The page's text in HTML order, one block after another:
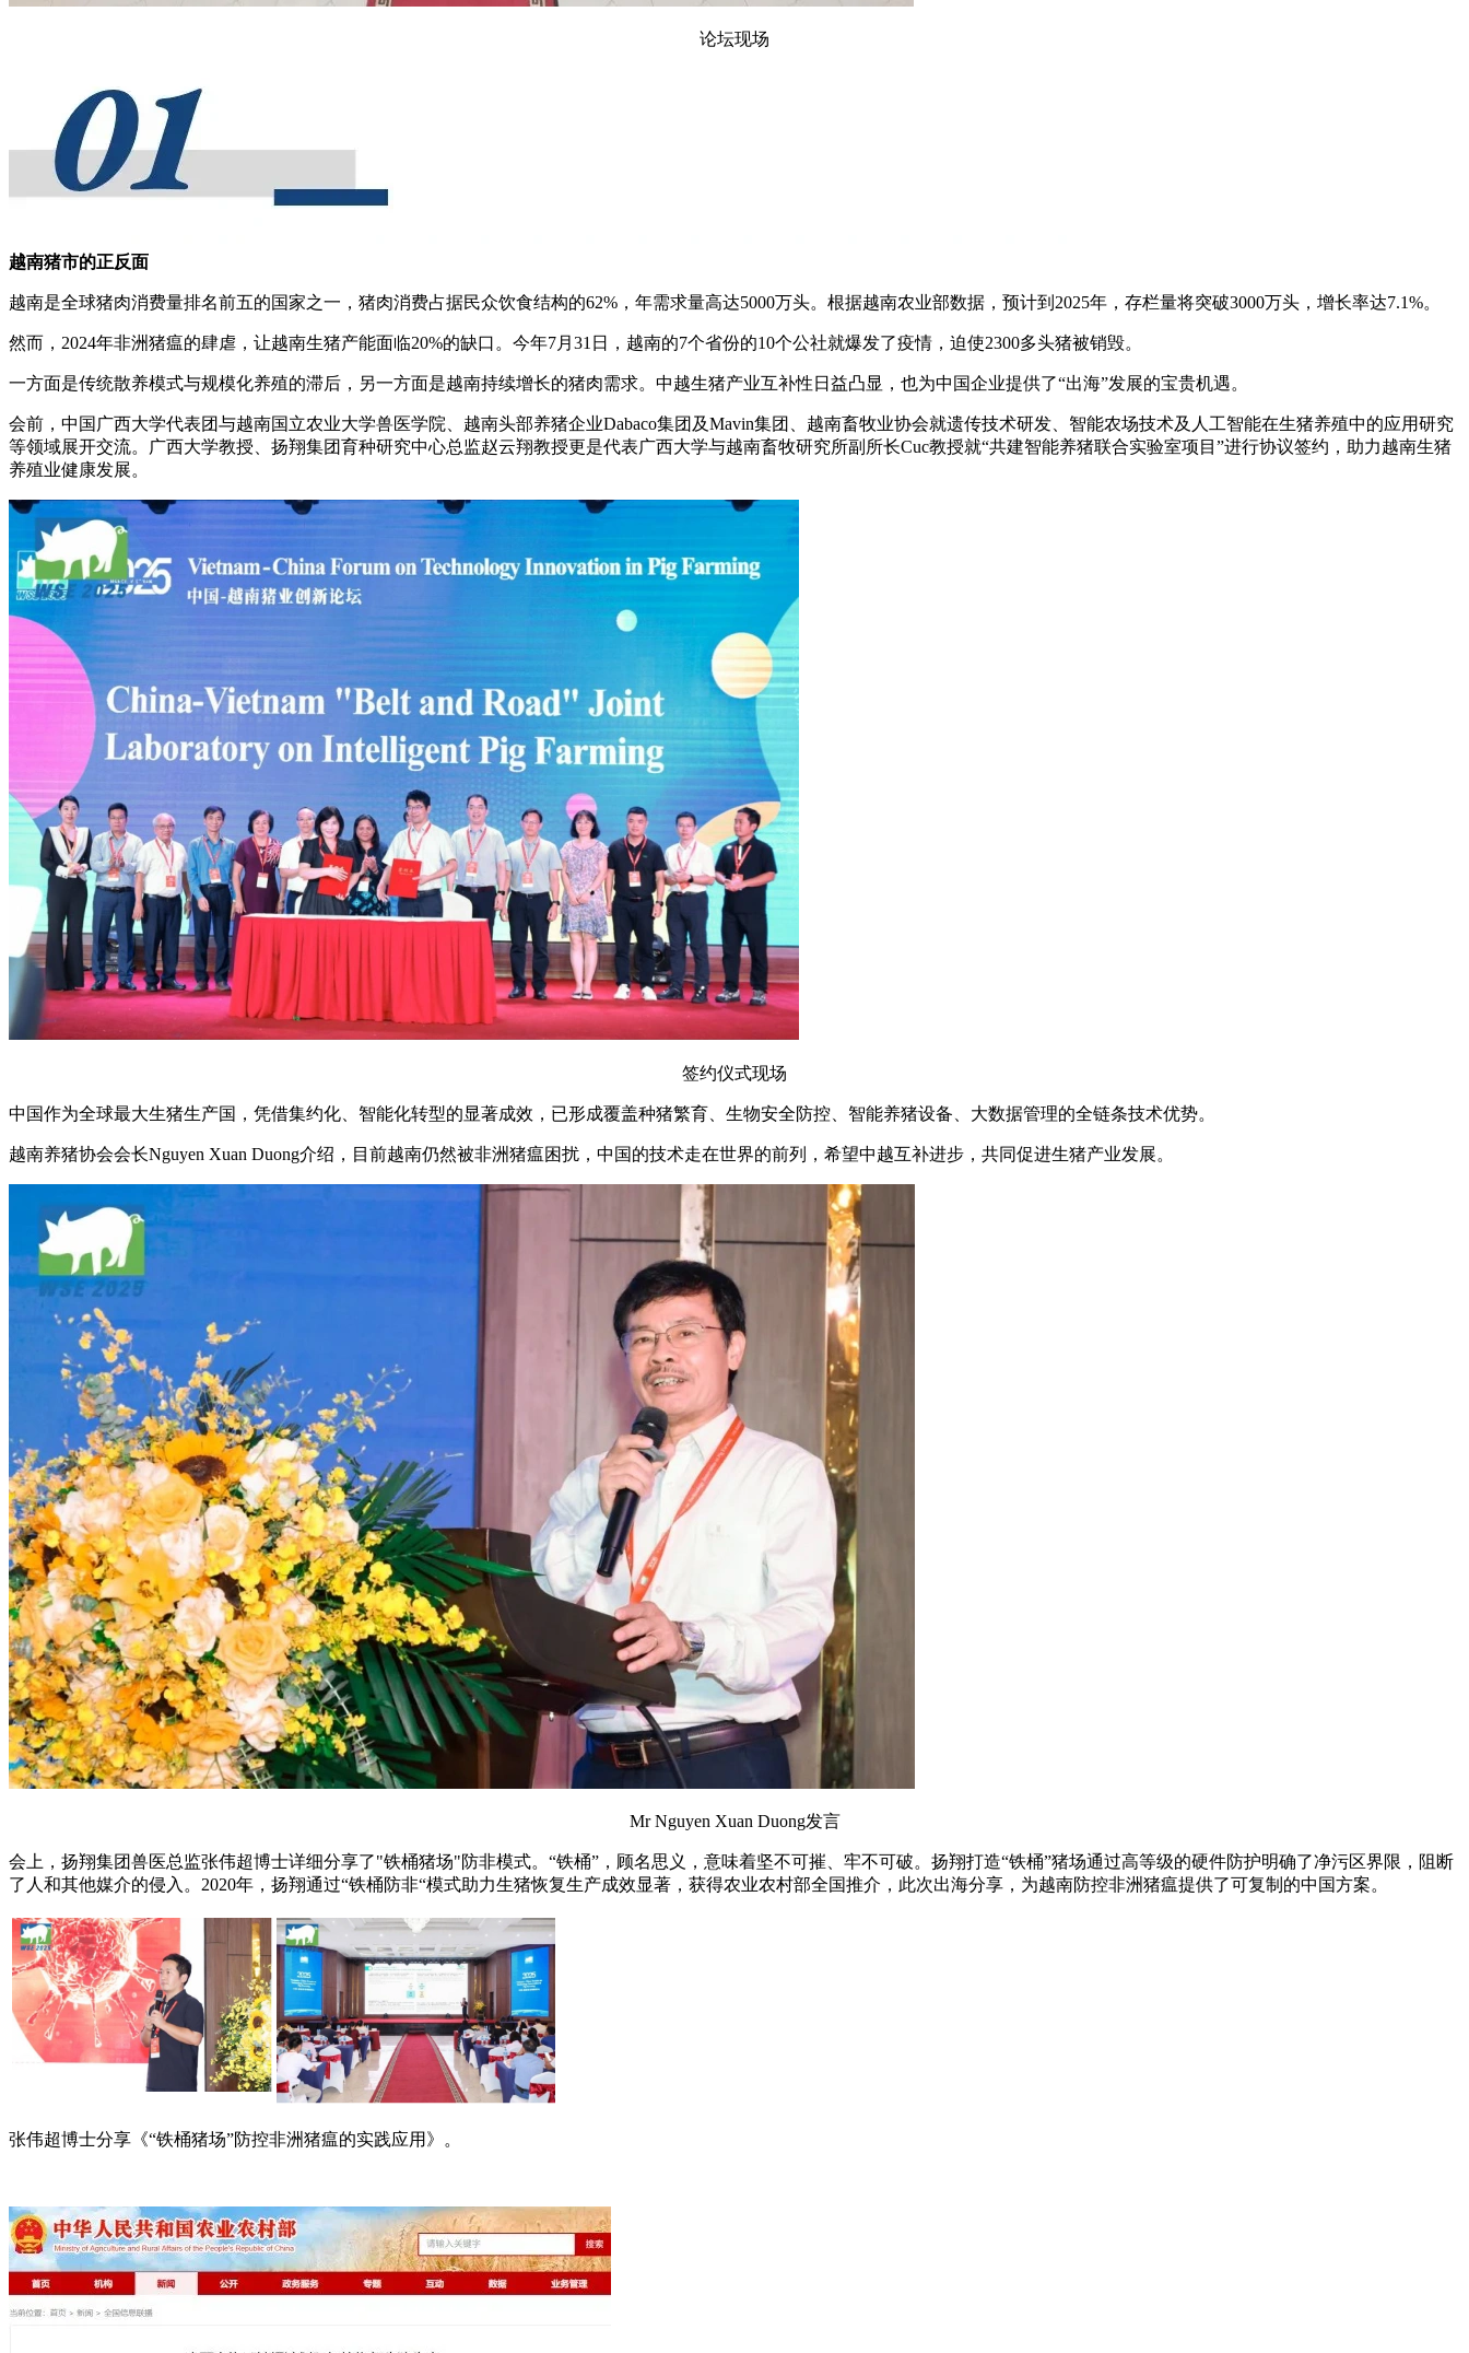
论坛现场
越南猪市的正反面
越南是全球猪肉消费量排名前五的国家之一 ，猪肉消费占据民众饮食结构的62%，年需求量高达5000万头。根据越南农业部数据，预计到2025年，存栏量将突破3000万头，增长率达7.1%。
然而，2024年非洲猪瘟的肆虐，让越南生猪产能面临20%的缺口。今年7月31日，越南的7个省份的10个公社就爆发了疫情，迫使2300多头猪被销毁。
一方面是传统散养模式与规模化养殖的滞后，另一方面是越南持续增长的猪肉需求。中越生猪产业互补性日益凸显，也为中国企业提供了“出海”发展的宝贵机遇。
会前，中国广西大学代表团与越南国立农业大学兽医学院、越南头部养猪企业Dabaco集团及Mavin集团、越南畜牧业协会就遗传技术研发、智能农场技术及人工智能在生猪养殖中的应用研究
等领域展开交流。广西大学教授、扬翔集团育种研究中心总监赵云翔教授更是代表广西大学与越南畜牧研究所副所长Cuc教授就“共建智能养猪联合实验室项目”进行协议签约，助力越南生猪
养殖业健康发展。
签约仪式现场
中国作为全球最大生猪生产国，凭借集约化、智能化转型的显著成效，已形成覆盖种猪繁育、生物安全防控、智能养猪设备、大数据管理的全链条技术优势。
越南养猪协会会长Nguyen Xuan Duong介绍，目前越南仍然被非洲猪瘟困扰，中国的技术走在世界的前列，希望中越互补进步，共同促进生猪产业发展。
Mr Nguyen Xuan Duong发言
会上，扬翔集团兽医总监张伟超博士详细分享了"铁桶猪场"防非模式。“铁桶”，顾名思义，意味着坚不可摧、牢不可破。扬翔打造“铁桶”猪场通过高等级的硬件防护明确了净污区界限，阻断
了人和其他媒介的侵入。2020年，扬翔通过“铁桶防非“模式助力生猪恢复生产成效显著，获得农业农村部全国推介，此次出海分享，为越南防控非洲猪瘟提供了可复制的中国方案。
张伟超博士分享《“铁桶猪场”防控非洲猪瘟的实践应用》。